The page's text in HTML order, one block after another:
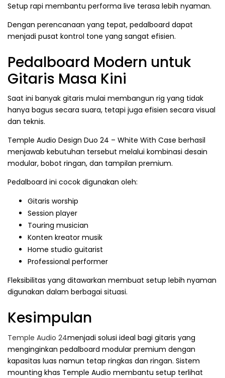
Setup rapi membantu performa live terasa lebih nyaman.
Dengan perencanaan yang tepat, pedalboard dapat
menjadi pusat kontrol tone yang sangat efisien.
Pedalboard Modern untuk
Gitaris Masa Kini
Saat ini banyak gitaris mulai membangun rig yang tidak
hanya bagus secara suara, tetapi juga efisien secara visual
dan teknis.
Temple Audio Design Duo 24 – White With Case berhasil
menjawab kebutuhan tersebut melalui kombinasi desain
modular, bobot ringan, dan tampilan premium.
Pedalboard ini cocok digunakan oleh:
Gitaris worship
Session player
Touring musician
Konten kreator musik
Home studio guitarist
Professional performer
Fleksibilitas yang ditawarkan membuat setup lebih nyaman
digunakan dalam berbagai situasi.
Kesimpulan
Temple Audio 24menjadi solusi ideal bagi gitaris yang
menginginkan pedalboard modular premium dengan
kapasitas luas namun tetap ringkas dan ringan. Sistem
mounting khas Temple Audio membantu setup terlihat